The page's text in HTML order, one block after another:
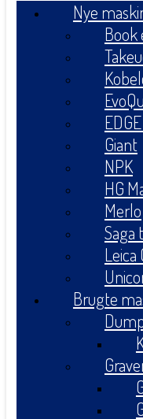
Nye
Book
Giant
NPK
HG
Merlo
Saga
Leica
Brugte